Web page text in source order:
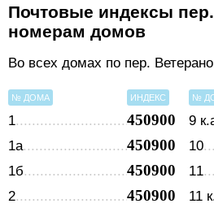
Почтовые индексы
номерам домов
Во всех домах по пер.
№ ДОМА ИНДЕКС
1 450900
1а 450900
1б 450900
2 450900
№
9
10
11
11